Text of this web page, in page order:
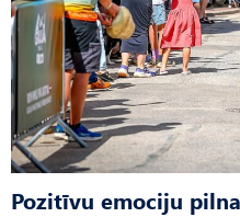
Pozitīvu emociju